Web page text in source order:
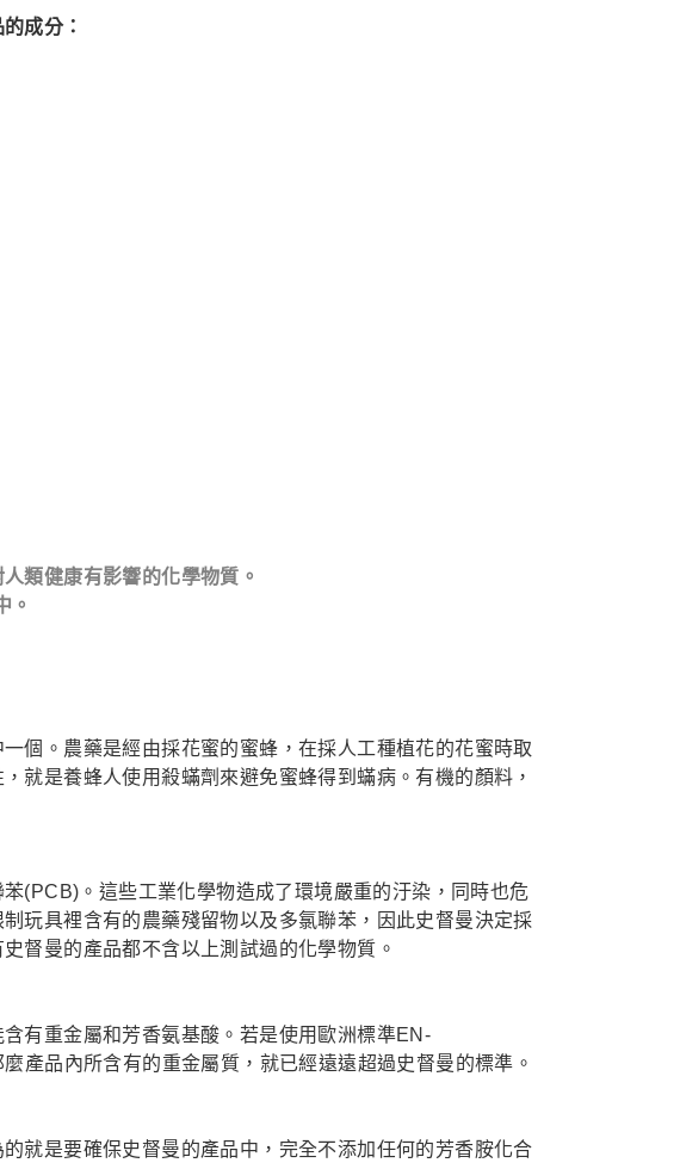
成分：
類健康有影響的化學物質。
。
個。農藥是經由採花蜜的蜜蜂，在採人工種植花的花蜜時取
就是養蜂人使用殺蟎劑來避免蜜蜂得到蟎病。有機的顏料，
(PCB)。這些工業化學物造成了環境嚴重的汙染，同時也危
玩具裡含有的農藥殘留物以及多氯聯苯，因此史督曼決定採
督曼的產品都不含以上測試過的化學物質。
有重金屬和芳香氨基酸。若是使用歐洲標準EN-
產品內所含有的重金屬質，就已經遠遠超過史督曼的標準。
就是要確保史督曼的產品中，完全不添加任何的芳香胺化合